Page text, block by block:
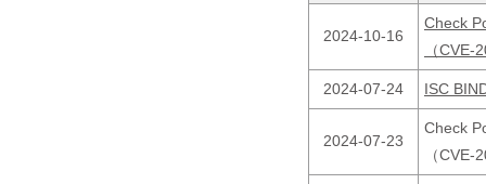
2024-10-16
Check
（
2024-07-24 ISC
2024-07-23
Check
（